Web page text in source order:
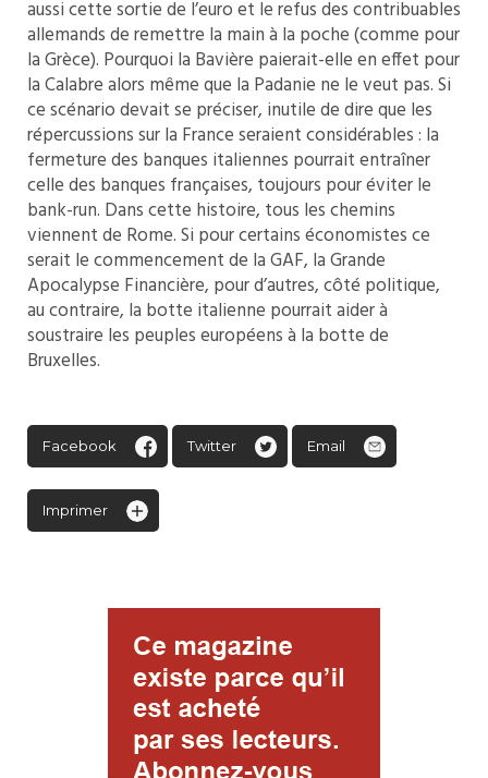
aussi cette sortie de l’euro et le refus des contribuables
allemands de remettre la main à la poche (comme pour
la Grèce). Pourquoi la Bavière paierait-elle en effet pour
la Calabre alors même que la Padanie ne le veut pas. Si
ce scénario devait se préciser, inutile de dire que les
répercussions sur la France seraient considérables : la
fermeture des banques italiennes pourrait entraîner
celle des banques françaises, toujours pour éviter le
bank-run. Dans cette histoire, tous les chemins
viennent de Rome. Si pour certains économistes ce
serait le commencement de la GAF, la Grande
Apocalypse Financière, pour d’autres, côté politique,
au contraire, la botte italienne pourrait aider à
soustraire les peuples européens à la botte de
Bruxelles.
Facebook Twitter Email
Imprimer